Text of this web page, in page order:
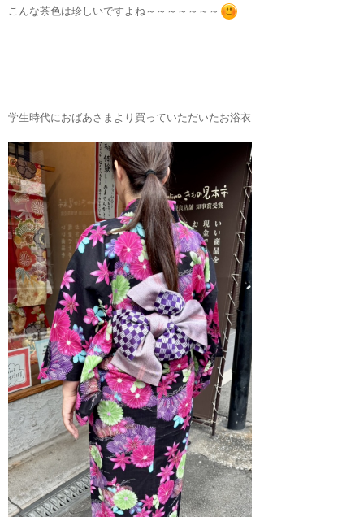
こんな茶色は珍しいですよね～～～～～～～
学生時代におばあさまより買っていただいたお浴衣